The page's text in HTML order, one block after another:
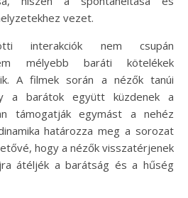
vezet.
interakciók nem csupán
mélyebb baráti kötelékek
A filmek során a nézők tanúi
a barátok együtt küzdenek a
támogatják egymást a nehéz
határozza meg a sorozat
hogy a nézők visszatérjenek
átéljék a barátság és a hűség